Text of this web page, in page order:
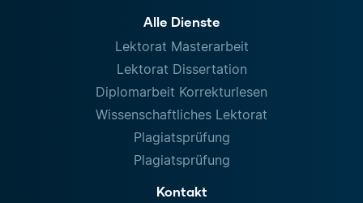
Alle Dienste
Lektorat Masterarbeit
Lektorat Dissertation
Diplomarbeit Korrekturlesen
Wissenschaftliches Lektorat
Plagiatsprüfung
Plagiatsprüfung
Kontakt